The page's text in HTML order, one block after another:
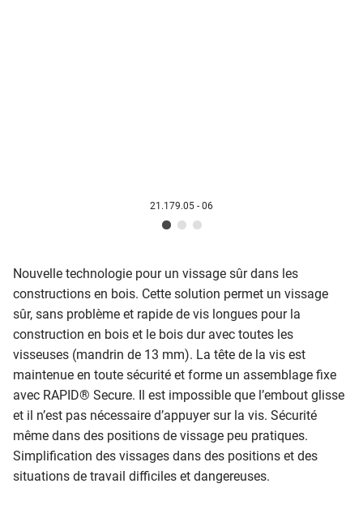
21.179.05 - 06
Nouvelle technologie pour un vissage sûr dans les
constructions en bois. Cette solution permet un vissage
sûr, sans problème et rapide de vis longues pour la
construction en bois et le bois dur avec toutes les
visseuses (mandrin de 13 mm). La tête de la vis est
maintenue en toute sécurité et forme un assemblage fixe
avec RAPID® Secure. Il est impossible que l’embout glisse
et il n’est pas nécessaire d’appuyer sur la vis. Sécurité
même dans des positions de vissage peu pratiques.
Simplification des vissages dans des positions et des
situations de travail difficiles et dangereuses.